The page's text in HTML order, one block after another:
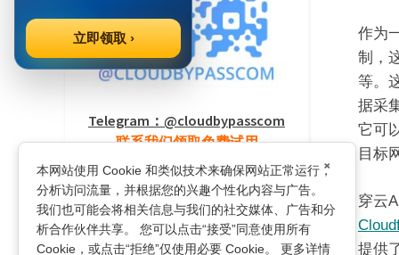
作为
制，
等。
据采
它可
目标
穿云
提供
Telegram：@cloudbypasscom
联系我们领取免费试用
浏览最多的文章
×
本网站使用 Cookie 和类似技术来确保网站正常运行，
分析访问流量，并根据您的兴趣个性化内容与广告。
我们也可能会将相关信息与我们的社交媒体、广告和分
析合作伙伴共享。 您可以点击“接受”同意使用所有
Cookie，或点击“拒绝”仅使用必要 Cookie。 更多详情
立即领取 ›